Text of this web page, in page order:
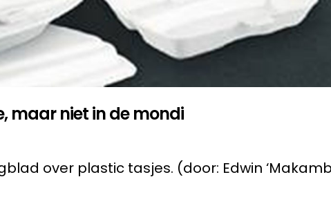
maar niet in de mondi
over plastic tasjes. (door: Edwin